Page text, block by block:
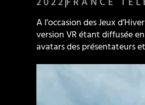
A l’occasion des Jeux
version VR étant diffusée
avatars des présentateurs